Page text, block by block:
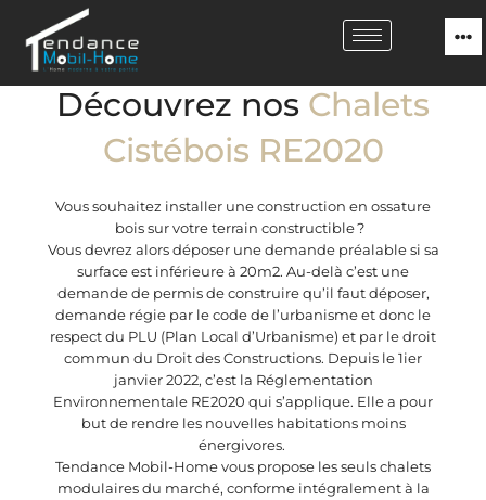
Découvrez nos Chalets
Cistébois RE2020
Vous souhaitez installer une construction en ossature
bois sur votre terrain constructible ?
Vous devrez alors déposer une demande préalable si sa
surface est inférieure à 20m2. Au-delà c’est une
demande de permis de construire qu’il faut déposer,
demande régie par le code de l’urbanisme et donc le
respect du PLU (Plan Local d’Urbanisme) et par le droit
commun du Droit des Constructions. Depuis le 1ier
janvier 2022, c’est la Réglementation
Environnementale RE2020 qui s’applique. Elle a pour
but de rendre les nouvelles habitations moins
énergivores.
Tendance Mobil-Home vous propose les seuls chalets
modulaires du marché, conforme intégralement à la